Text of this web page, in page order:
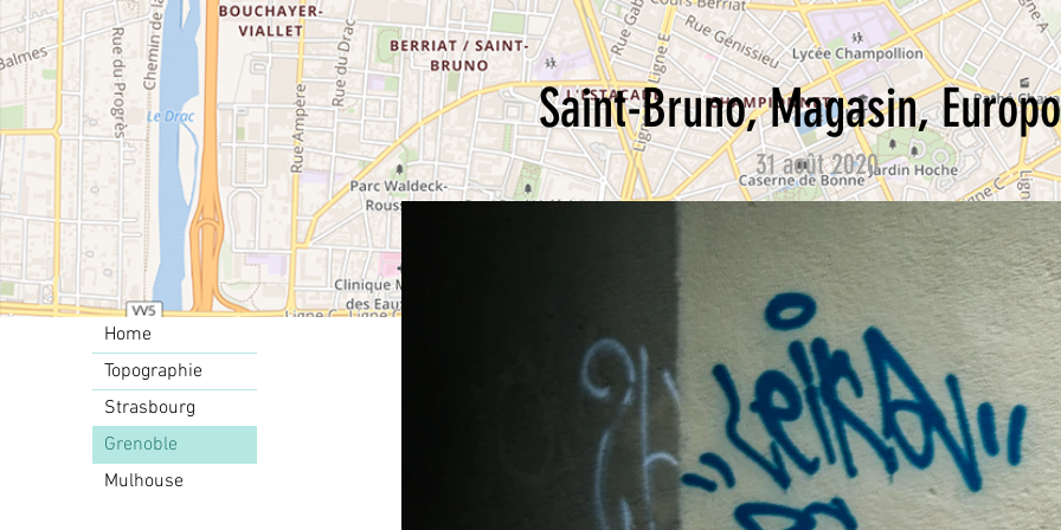
Saint-Bruno, Magasin,
31 août 2020
Home
Topographie
Strasbourg
Grenoble
Mulhouse